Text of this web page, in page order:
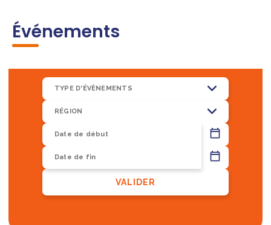
Événements
TYPE D'ÉVÈNEMENTS
RÉGION
VALIDER
13